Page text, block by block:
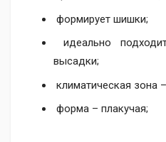
формирует шишки;
идеально
высадки;
климатическая зона
форма – плакучая;